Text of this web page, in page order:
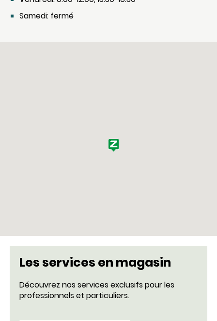
Samedi: fermé
Les services en magasin
Découvrez nos services exclusifs pour les
professionnels et particuliers.